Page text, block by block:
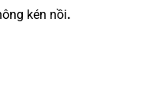
kén nồi.